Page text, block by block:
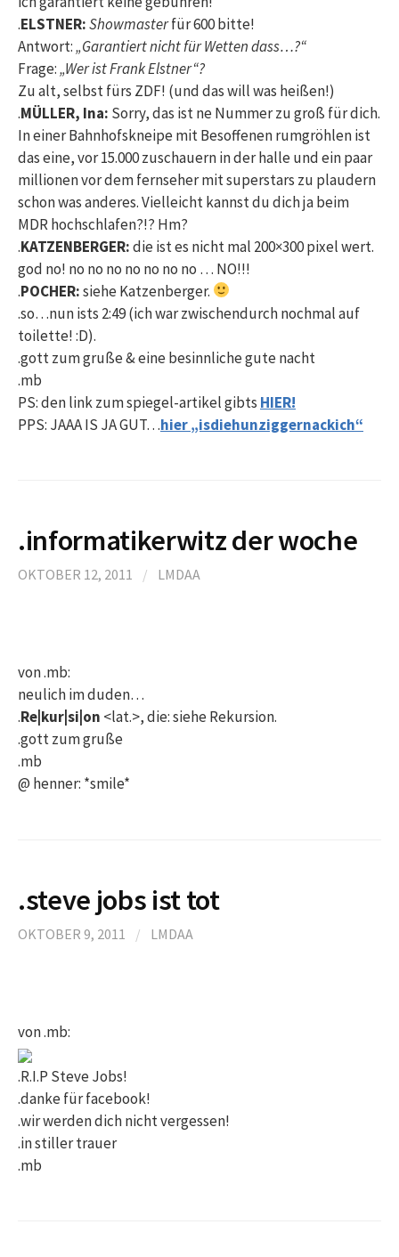
.ELSTNER:Showmasterfür 600 bitte!
Antwort:„Garantiert nicht für Wetten dass…?“
Frage:„Wer ist Frank Elstner“?
Zu alt, selbst fürs ZDF! (und das will was heißen!)
.MÜLLER, Ina: Sorry, das ist ne Nummer zu groß für dich.
In einer Bahnhofskneipe mit Besoffenen rumgröhlen ist
das eine, vor 15.000 zuschauern in der halle und ein paar
millionen vor dem fernseher mit superstars zu plaudern
schon was anderes. Vielleicht kannst du dich ja beim
MDR hochschlafen?!? Hm?
.KATZENBERGER:die ist es nicht mal 200×300 pixel wert.
god no! no no no no no no no … NO!!!
.POCHER:siehe Katzenberger.
.so…nun ists 2:49 (ich war zwischendurch nochmal auf
toilette! :D).
.gott zum gruße & eine besinnliche gute nacht
.mb
PS: den link zum spiegel-artikel gibts HIER!
PPS: JAAA IS JA GUT…hier „isdiehunziggernackich“
.informatikerwitz der woche
OKTOBER 12, 2011 / LMDAA
von .mb:
neulich im duden…
.Re|kur|si|on <lat.>, die: siehe Rekursion.
.gott zum gruße
.mb
@ henner: *smile*
.steve jobs ist tot
OKTOBER 9, 2011 / LMDAA
von .mb:
.R.I.P Steve Jobs!
.danke für facebook!
.wir werden dich nicht vergessen!
.in stiller trauer
.mb